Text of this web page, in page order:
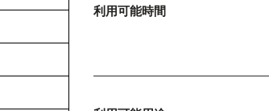
利用可能時間